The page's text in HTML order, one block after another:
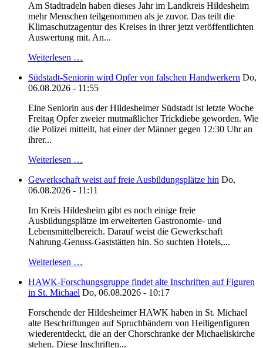
Am Stadtradeln haben dieses Jahr im Landkreis Hildesheim
mehr Menschen teilgenommen als je zuvor. Das teilt die
Klimaschutzagentur des Kreises in ihrer jetzt veröffentlichten
Auswertung mit. An...
Weiterlesen …
Südstadt-Seniorin wird Opfer von falschen Handwerkern Do,
06.08.2026 - 11:55
Eine Seniorin aus der Hildesheimer Südstadt ist letzte Woche
Freitag Opfer zweier mutmaßlicher Trickdiebe geworden. Wie
die Polizei mitteilt, hat einer der Männer gegen 12:30 Uhr an
ihrer...
Weiterlesen …
Gewerkschaft weist auf freie Ausbildungsplätze hin Do,
06.08.2026 - 11:11
Im Kreis Hildesheim gibt es noch einige freie
Ausbildungsplätze im erweiterten Gastronomie- und
Lebensmittelbereich. Darauf weist die Gewerkschaft
Nahrung-Genuss-Gaststätten hin. So suchten Hotels,...
Weiterlesen …
HAWK-Forschungsgruppe findet alte Inschriften auf Figuren
in St. Michael Do, 06.08.2026 - 10:17
Forschende der Hildesheimer HAWK haben in St. Michael
alte Beschriftungen auf Spruchbändern von Heiligenfiguren
wiederentdeckt, die an der Chorschranke der Michaeliskirche
stehen. Diese Inschriften...